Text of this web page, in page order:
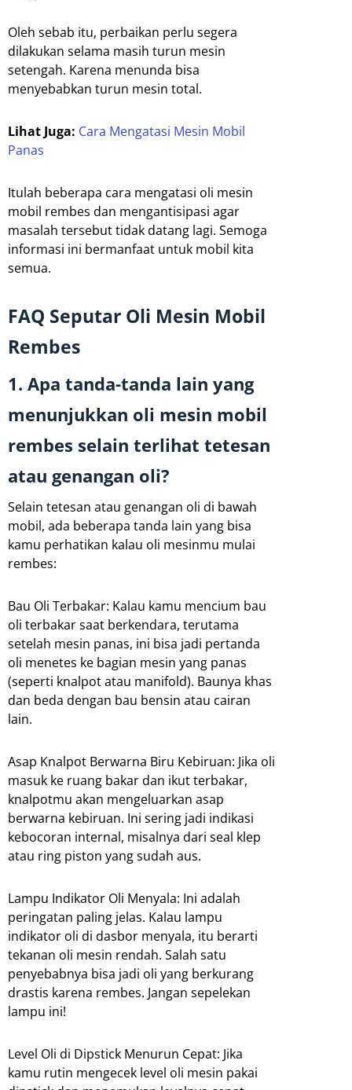
Oleh sebab itu, perbaikan perlu segera
dilakukan selama masih turun mesin
setengah. Karena menunda bisa
menyebabkan turun mesin total.
Lihat Juga: Cara Mengatasi Mesin Mobil
Panas
Itulah beberapa cara mengatasi oli mesin
mobil rembes dan mengantisipasi agar
masalah tersebut tidak datang lagi. Semoga
informasi ini bermanfaat untuk mobil kita
semua.
FAQ Seputar Oli Mesin Mobil
Rembes
1. Apa tanda-tanda lain yang
menunjukkan oli mesin mobil
rembes selain terlihat tetesan
atau genangan oli?
Selain tetesan atau genangan oli di bawah
mobil, ada beberapa tanda lain yang bisa
kamu perhatikan kalau oli mesinmu mulai
rembes:
Bau Oli Terbakar: Kalau kamu mencium bau
oli terbakar saat berkendara, terutama
setelah mesin panas, ini bisa jadi pertanda
oli menetes ke bagian mesin yang panas
(seperti knalpot atau manifold). Baunya khas
dan beda dengan bau bensin atau cairan
lain.
Asap Knalpot Berwarna Biru Kebiruan: Jika oli
masuk ke ruang bakar dan ikut terbakar,
knalpotmu akan mengeluarkan asap
berwarna kebiruan. Ini sering jadi indikasi
kebocoran internal, misalnya dari seal klep
atau ring piston yang sudah aus.
Lampu Indikator Oli Menyala: Ini adalah
peringatan paling jelas. Kalau lampu
indikator oli di dasbor menyala, itu berarti
tekanan oli mesin rendah. Salah satu
penyebabnya bisa jadi oli yang berkurang
drastis karena rembes. Jangan sepelekan
lampu ini!
Level Oli di Dipstick Menurun Cepat: Jika
kamu rutin mengecek level oli mesin pakai